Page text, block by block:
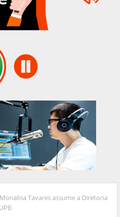
Tavares assume a Diretoria